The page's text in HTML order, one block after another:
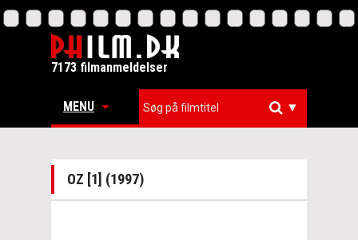
7173 filmanmeldelser
MENU ▼
OZ [1] (1997)